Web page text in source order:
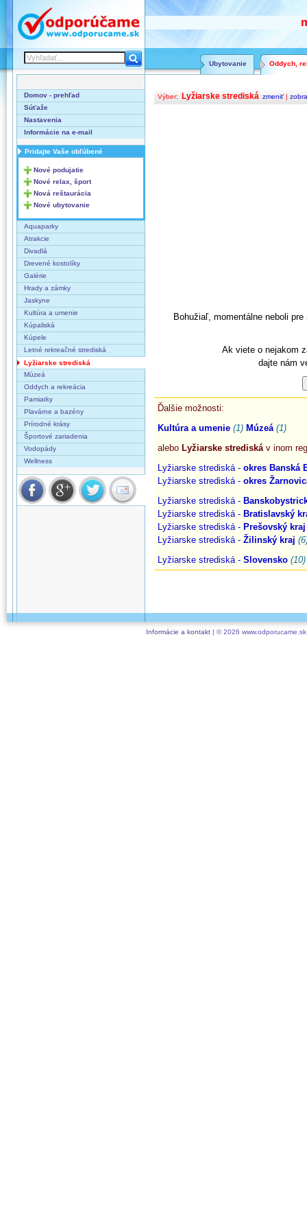
Oddych,
Ubytovanie
Domov - prehľad
Súťaže
Nastavenia
Informácie na e-mail
Pridajte Vaše obľúbené
Nové podujatie
Nové relax, šport
Nová reštaurácia
Nové ubytovanie
Aquaparky
Atrakcie
Divadlá
Drevené kostolíky
Galérie
Hrady a zámky
Jaskyne
Kultúra a umenie
Kúpaliská
Kúpele
Letné rekreačné strediská
Lyžiarske strediská
Múzeá
Oddych a rekreácia
Pamiatky
Plavárne a bazény
Prírodné krásy
Športové zariadenia
Vodopády
Wellness
Výber: Lyžiarske strediská zmeniť |
Bohužiaľ, momentálne neboli pre
Ak viete o nejakom
dajte nám
Ďalšie možnosti:
Kultúra a umenie (1) Múzeá (1)
alebo Lyžiarske strediskáv inom
Lyžiarske strediská - okres Banská
Lyžiarske strediská - okres
Lyžiarske strediská -
Lyžiarske strediská - Bratislavský
Lyžiarske strediská - Prešovský kraj
Lyžiarske strediská - Žilinský kraj
Lyžiarske strediská - Slovensko (10)
Informácie a kontakt| © 2026